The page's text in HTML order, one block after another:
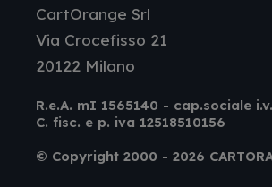
CartOrange Srl
Via Crocefisso 21
20122 Milano
R.e.A. mI 1565140 - cap.sociale
C. fisc. e p. iva 12518510156
© Copyright 2000 - 2026